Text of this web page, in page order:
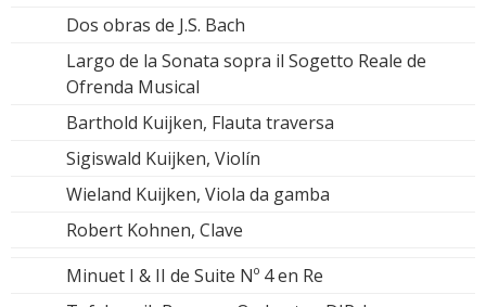
Dos obras de J.S. Bach
Largo de la Sonata sopra il Sogetto Reale de
Ofrenda Musical
Barthold Kuijken, Flauta traversa
Sigiswald Kuijken, Violín
Wieland Kuijken, Viola da gamba
Robert Kohnen, Clave
Minuet I & II de Suite Nº 4 en Re